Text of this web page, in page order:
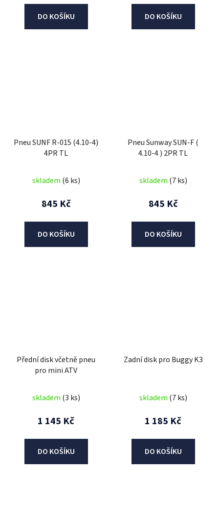
DO KOŠÍKU DO KOŠÍKU
Pneu SUNF R-015 (4.10-4)
4PR TL
skladem (6 ks)
845 Kč
DO KOŠÍKU
Pneu Sunway SUN-F (
4.10-4 ) 2PR TL
skladem (7 ks)
845 Kč
DO KOŠÍKU
Přední disk včetně pneu
pro mini ATV
skladem (3 ks)
1 145 Kč
DO KOŠÍKU
Zadní disk pro Buggy K3
skladem (7 ks)
1 185 Kč
DO KOŠÍKU